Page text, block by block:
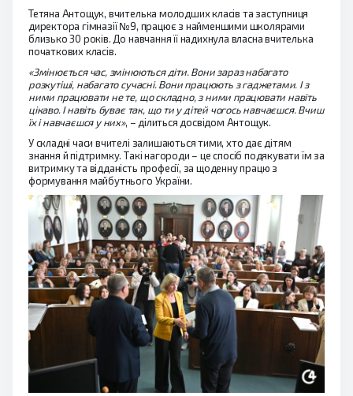
Тетяна Антощук, вчителька молодших класів та заступниця
директора гімназії №9, працює з найменшими школярами
близько 30 років. До навчання її надихнула власна вчителька
початкових класів.
«Змінюється час, змінюються діти. Вони зараз набагато
розкутіші, набагато сучасні. Вони працюють з гаджетами. І з
ними працювати не те, що складно, з ними працювати навіть
цікаво. І навіть буває так, що ти у дітей чогось навчаєшся. Вчиш
їх і навчаєшся у них», – ділиться досвідом Антощук.
У складні часи вчителі залишаються тими, хто дає дітям
знання й підтримку. Такі нагороди – це спосіб подякувати їм за
витримку та відданість професії, за щоденну працю з
формування майбутнього України.